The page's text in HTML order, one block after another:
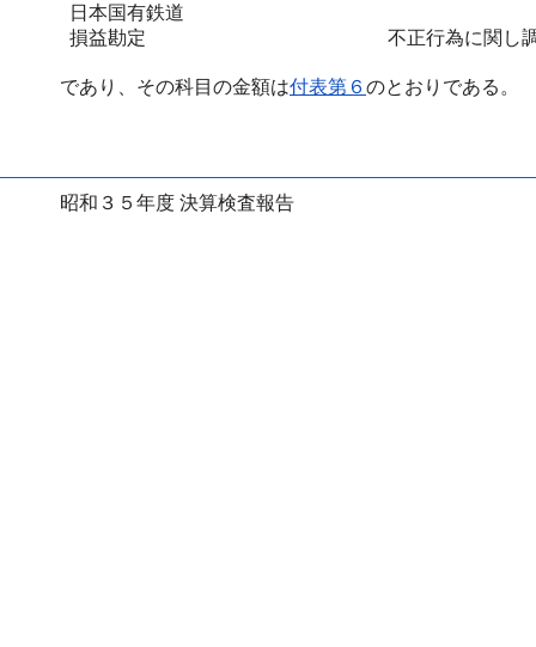
日本国有鉄道
損益勘定
不正行為に関し
であり、その科目の金額は付表第６ のとおりである。
昭和３５年度 決算検査報告